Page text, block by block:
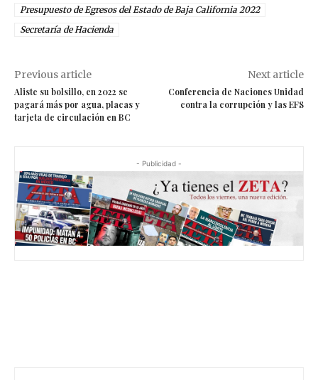
Presupuesto de Egresos del Estado de Baja California 2022
Secretaría de Hacienda
Previous article
Aliste su bolsillo, en 2022 se
pagará más por agua, placas y
tarjeta de circulación en BC
Next article
Conferencia de Naciones Unidad
contra la corrupción y las EFS
- Publicidad -